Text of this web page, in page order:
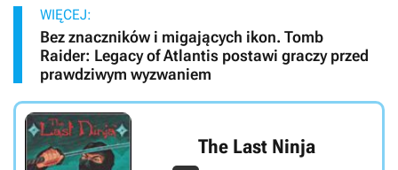
WIĘCEJ:
Bez znaczników i migających ikon. Tomb
Raider: Legacy of Atlantis postawi graczy przed
prawdziwym wyzwaniem
The Last Ninja